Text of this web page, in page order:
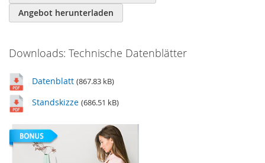
Angebot herunterladen
Downloads: Technische Datenblätter
Datenblatt (867.83 kB)
Standskizze (686.51 kB)